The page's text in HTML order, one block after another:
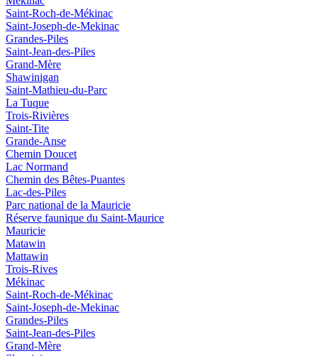
Saint-Roch-de-Mékinac
Saint-Joseph-de-Mekinac
Grandes-Piles
Saint-Jean-des-Piles
Grand-Mère
Shawinigan
Saint-Mathieu-du-Parc
La Tuque
Trois-Rivières
Saint-Tite
Grande-Anse
Chemin Doucet
Lac Normand
Chemin des Bêtes-Puantes
Lac-des-Piles
Parc national de la Mauricie
Réserve faunique du Saint‑Maurice
Mauricie
Matawin
Mattawin
Trois-Rives
Mékinac
Saint-Roch-de-Mékinac
Saint-Joseph-de-Mekinac
Grandes-Piles
Saint-Jean-des-Piles
Grand-Mère